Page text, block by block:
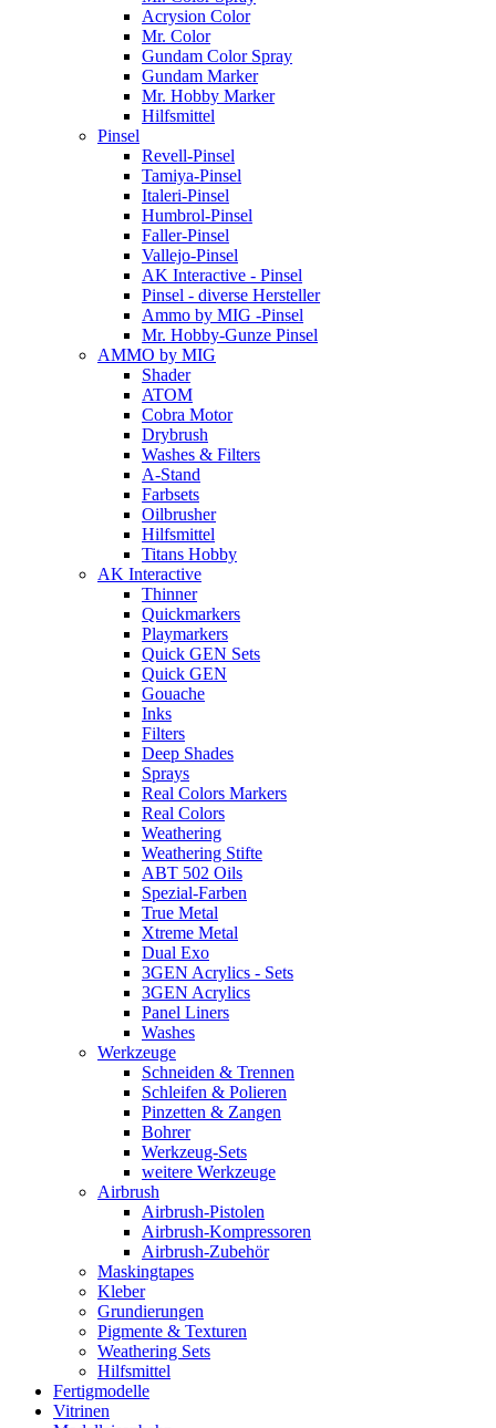
Acrysion Color
Mr. Color
Gundam Color Spray
Gundam Marker
Mr. Hobby Marker
Hilfsmittel
Pinsel
Revell-Pinsel
Tamiya-Pinsel
Italeri-Pinsel
Humbrol-Pinsel
Faller-Pinsel
Vallejo-Pinsel
AK Interactive - Pinsel
Pinsel - diverse Hersteller
Ammo by MIG -Pinsel
Mr. Hobby-Gunze Pinsel
AMMO by MIG
Shader
ATOM
Cobra Motor
Drybrush
Washes & Filters
A-Stand
Farbsets
Oilbrusher
Hilfsmittel
Titans Hobby
AK Interactive
Thinner
Quickmarkers
Playmarkers
Quick GEN Sets
Quick GEN
Gouache
Inks
Filters
Deep Shades
Sprays
Real Colors Markers
Real Colors
Weathering
Weathering Stifte
ABT 502 Oils
Spezial-Farben
True Metal
Xtreme Metal
Dual Exo
3GEN Acrylics - Sets
3GEN Acrylics
Panel Liners
Washes
Werkzeuge
Schneiden & Trennen
Schleifen & Polieren
Pinzetten & Zangen
Bohrer
Werkzeug-Sets
weitere Werkzeuge
Airbrush
Airbrush-Pistolen
Airbrush-Kompressoren
Airbrush-Zubehör
Maskingtapes
Kleber
Grundierungen
Pigmente & Texturen
Weathering Sets
Hilfsmittel
Fertigmodelle
Vitrinen